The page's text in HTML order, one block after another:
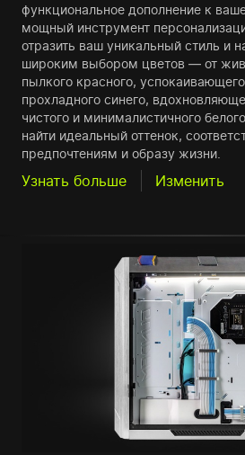
функциональное дополнение к
мощный инструмент
отразить ваш уникальный стиль и
широким выбором цветов — от
пылкого красного,
прохладного синего,
чистого и минималистичного
найти идеальный оттенок,
предпочтениям и образу жизни.
Узнать больше Изменить